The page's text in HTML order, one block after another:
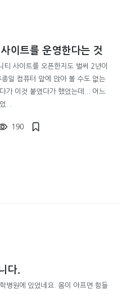
이트를 운영한다는 것
티 사이트를 오픈한지도 벌써 2년이
일 컴퓨터 앞에 앉아 볼 수도 없는
가 이것 붙였다가 했었는데... 어느
...
190
다.
병원에 있었네요. 몸이 아프면 힘들